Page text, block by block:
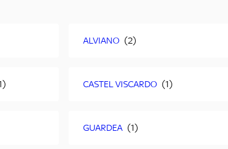
ALVIANO
CASTEL VISCARDO
GUARDEA